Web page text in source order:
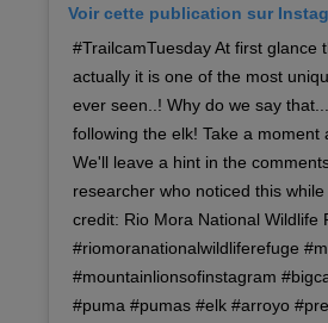
Voir cette publication sur
#TrailcamTuesday At first glance
actually it is one of the most
ever seen..! Why do we say
following the elk! Take a moment
We'll leave a hint in the
researcher who noticed this
credit: Rio Mora National Wildlife
#riomoranationalwildliferefuge
#mountainlionsofinstagram
#puma #pumas #elk #arroyo